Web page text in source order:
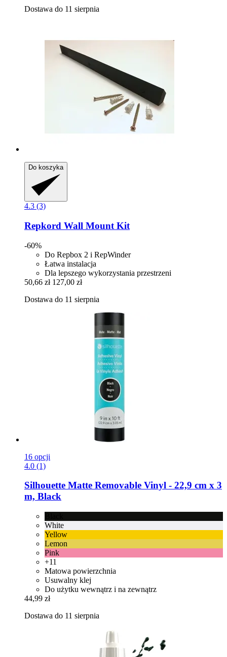
Dostawa do 11 sierpnia
Do koszyka
4.3 (3)
Repkord Wall Mount Kit
-60%
Do Repbox 2 i RepWinder
Łatwa instalacja
Dla lepszego wykorzystania przestrzeni
50,66 zł 127,00 zł
Dostawa do 11 sierpnia
16 opcji
4.0 (1)
Silhouette Matte Removable Vinyl -​ 22,9 cm x 3
m, Black
White
Yellow
Lemon
Pink
+11
Matowa powierzchnia
Usuwalny klej
Do użytku wewnątrz i na zewnątrz
44,99 zł
Dostawa do 11 sierpnia